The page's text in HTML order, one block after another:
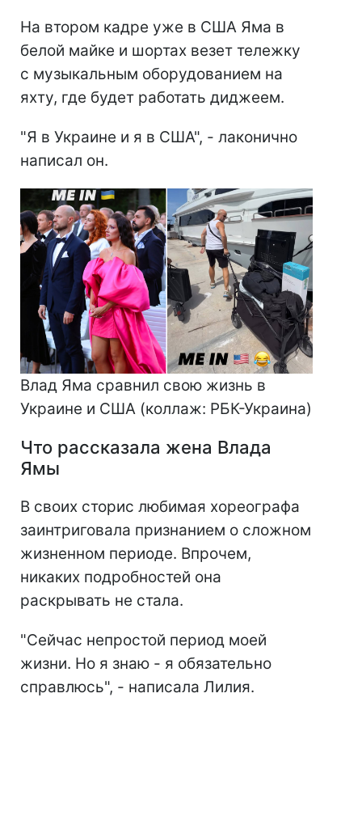
На втором кадре уже в США Яма в
белой майке и шортах везет тележку
с музыкальным оборудованием на
яхту, где будет работать диджеем.
"Я в Украине и я в США", - лаконично
написал он.
Влад Яма сравнил свою жизнь в
Украине и США (коллаж: РБК-Украина)
Что рассказала жена Влада
Ямы
В своих сторис любимая хореографа
заинтриговала признанием о сложном
жизненном периоде. Впрочем,
никаких подробностей она
раскрывать не стала.
"Сейчас непростой период моей
жизни. Но я знаю - я обязательно
справлюсь", - написала Лилия.